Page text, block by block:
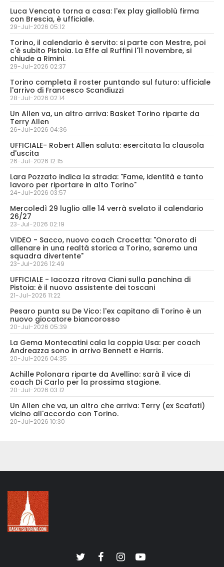
Luca Vencato torna a casa: l'ex play gialloblù firma
con Brescia, è ufficiale.
29-Jul-2026 05:12
Torino, il calendario è servito: si parte con Mestre, poi
c'è subito Pistoia. La Effe al Ruffini l'11 novembre, si
chiude a Rimini.
29-Jul-2026 02:37
Torino completa il roster puntando sul futuro: ufficiale
l'arrivo di Francesco Scandiuzzi
28-Jul-2026 02:14
Un Allen va, un altro arriva: Basket Torino riparte da
Terry Allen
26-Jul-2026 04:36
UFFICIALE- Robert Allen saluta: esercitata la clausola
d'uscita
26-Jul-2026 12:15
Lara Pozzato indica la strada: "Fame, identità e tanto
lavoro per riportare in alto Torino"
24-Jul-2026 03:57
Mercoledì 29 luglio alle 14 verrà svelato il calendario
26/27
23-Jul-2026 02:19
VIDEO - Sacco, nuovo coach Crocetta: "Onorato di
allenare in una realtà storica a Torino, saremo una
squadra divertente"
23-Jul-2026 12:49
UFFICIALE - Iacozza ritrova Ciani sulla panchina di
Pistoia: è il nuovo assistente dei toscani
21-Jul-2026 11:22
Pesaro punta su De Vico: l'ex capitano di Torino è un
nuovo giocatore biancorosso
20-Jul-2026 05:39
La Gema Montecatini cala la coppia Usa: per coach
Andreazza sono in arrivo Bennett e Harris.
20-Jul-2026 04:35
Achille Polonara riparte da Avellino: sarà il vice di
coach Di Carlo per la prossima stagione.
20-Jul-2026 03:12
Un Allen che va, un altro che arriva: Terry (ex Scafati)
vicino all'accordo con Torino.
20-Jul-2026 10:30